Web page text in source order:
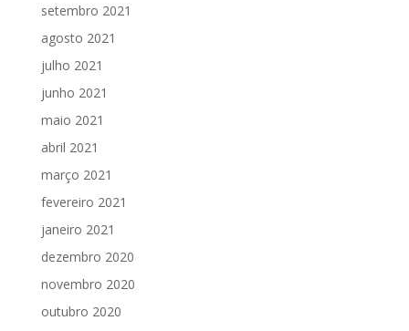
setembro 2021
agosto 2021
julho 2021
junho 2021
maio 2021
abril 2021
março 2021
fevereiro 2021
janeiro 2021
dezembro 2020
novembro 2020
outubro 2020